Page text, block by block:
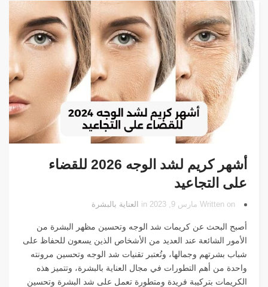
أشهر كريم لشد الوجه 2026 للقضاء
على التجاعيد
Written on مارس 9, 2023 in العناية بالبشرة
أصبح البحث عن كريمات شد الوجه وتحسين مظهر البشرة من
الأمور الشائعة عند العديد من الأشخاص الذين يسعون للحفاظ على
شباب بشرتهم وجمالها، وتُعتبر تقنيات شد الوجه وتحسين مرونته
واحدة من أهم التطورات في مجال العناية بالبشرة، وتتميز هذه
الكريمات بتركيبة فريدة ومتطورة تعمل على شد البشرة وتحسين